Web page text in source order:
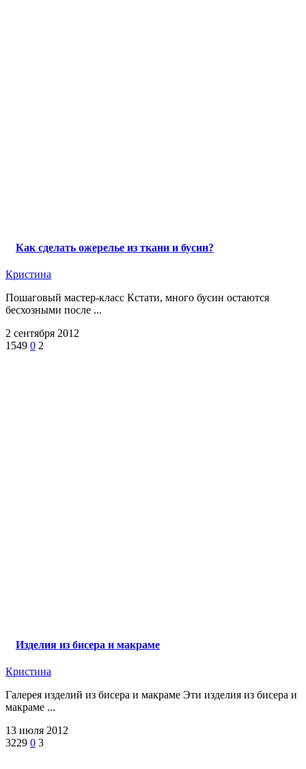
Как сделать ожерелье из ткани и бусин?
Кристина
Пошаговый мастер-класс Кстати, много бусин остаются
бесхозными после ...
2 сентября 2012
1549 0 2
Изделия из бисера и макраме
Кристина
Галерея изделий из бисера и макраме Эти изделия из бисера и
макраме ...
13 июля 2012
3229 0 3